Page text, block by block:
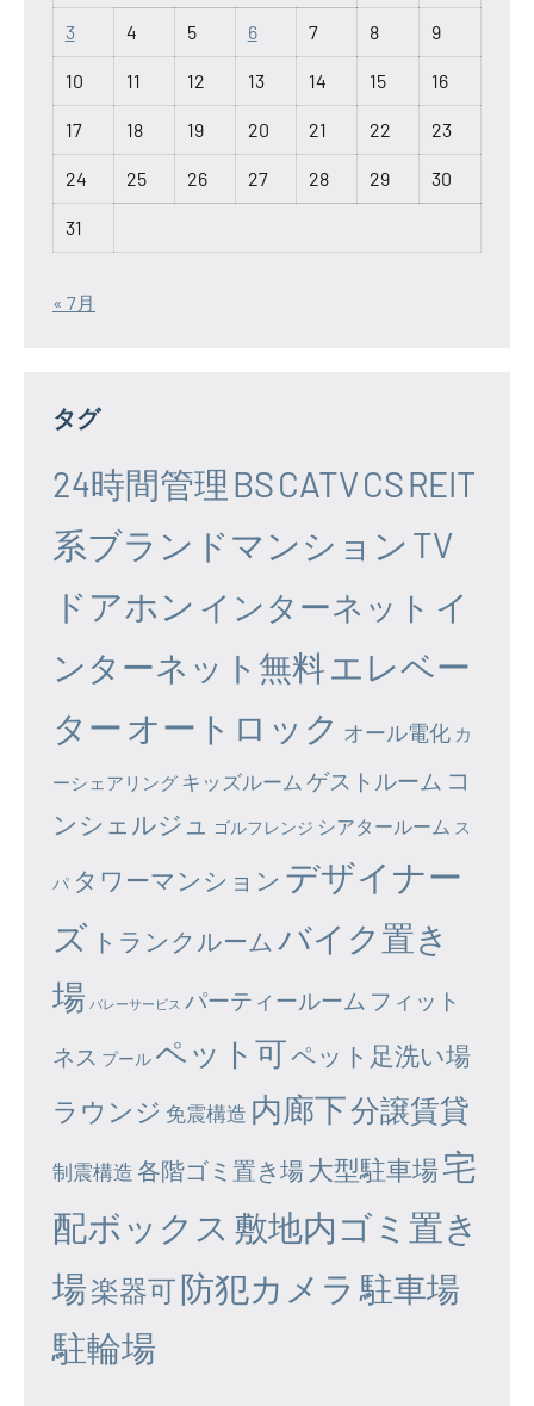
3 4 5 6 7 8 9
10 11 12 13 14 15 16
17 18 19 20 21 22 23
24 25 26 27 28 29 30
31
« 7月
タグ
24時間管理 BSCATVCSREIT
系ブランドマンション TV
ドアホン インターネット イ
ンターネット無料エレベー
ター オートロック オール電化 カ
ーシェアリング キッズルーム ゲストルーム コ
ンシェルジュ
ゴルフレンジ シアタールーム ス
パ タワーマンション デザイナー
ズ トランクルーム バイク置き
場 バレーサービス パーティールーム フィット
ネス プール ペット可ペット足洗い場
ラウンジ 免震構造 内廊下分譲賃貸
制震構造 各階ゴミ置き場大型駐車場宅
配ボックス 敷地内ゴミ置き
場楽器可防犯カメラ 駐車場
駐輪場